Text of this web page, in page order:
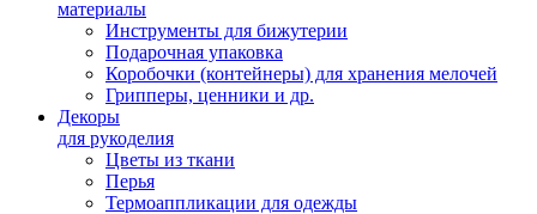
материалы
Инструменты для бижутерии
Подарочная упаковка
Коробочки (контейнеры) для хранения мелочей
Грипперы, ценники и др.
Декоры
для рукоделия
Цветы из ткани
Перья
Термоаппликации для одежды